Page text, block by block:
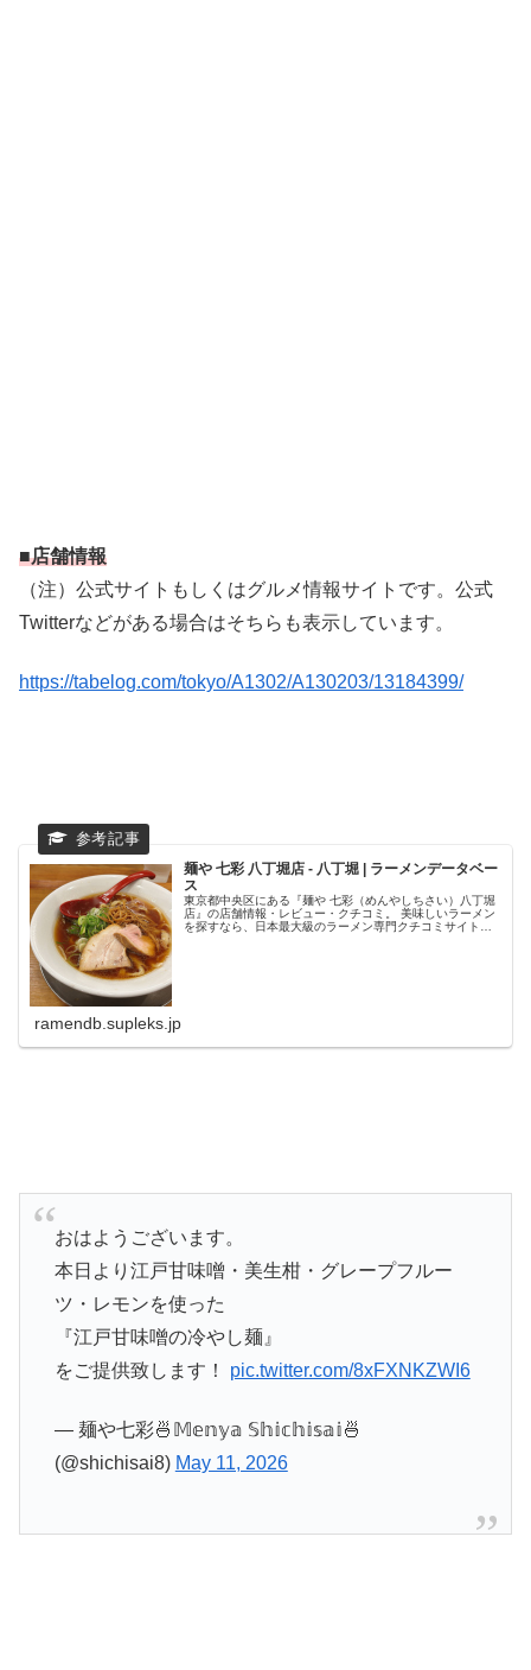
■店舗情報
（注）公式サイトもしくはグルメ情報サイトです。公式
Twitterなどがある場合はそちらも表示しています。
https://tabelog.com/tokyo/A1302/A130203/13184399/
麺や 七彩 八丁堀店 - 八丁堀 | ラーメンデータベー
ス
東京都中央区にある『麺や 七彩（めんやしちさい）八丁堀
店』の店舗情報・レビュー・クチコミ。 美味しいラーメン
を探すなら、日本最大級のラーメン専門クチコミサイト
ramendb.supleks.jp
おはようございます。
本日より江戸甘味噌・美生柑・グレープフルー
ツ・レモンを使った
『江戸甘味噌の冷やし麺』
をご提供致します！ pic.twitter.com/8xFXNKZWI6
— 麺や七彩🍜𝕄𝕖𝕟𝕪𝕒 𝕊𝕙𝕚𝕔𝕙𝕚𝕤𝕒𝕚🍜
(@shichisai8) May 11, 2026